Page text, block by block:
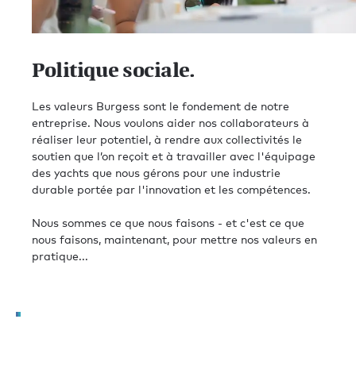
Politique sociale.
Les valeurs Burgess sont le fondement de notre
entreprise. Nous voulons aider nos collaborateurs à
réaliser leur potentiel, à rendre aux collectivités le
soutien que l’on reçoit et à travailler avec l'équipage
des yachts que nous gérons pour une industrie
durable portée par l'innovation et les compétences.
Nous sommes ce que nous faisons - et c'est ce que
nous faisons, maintenant, pour mettre nos valeurs en
pratique...